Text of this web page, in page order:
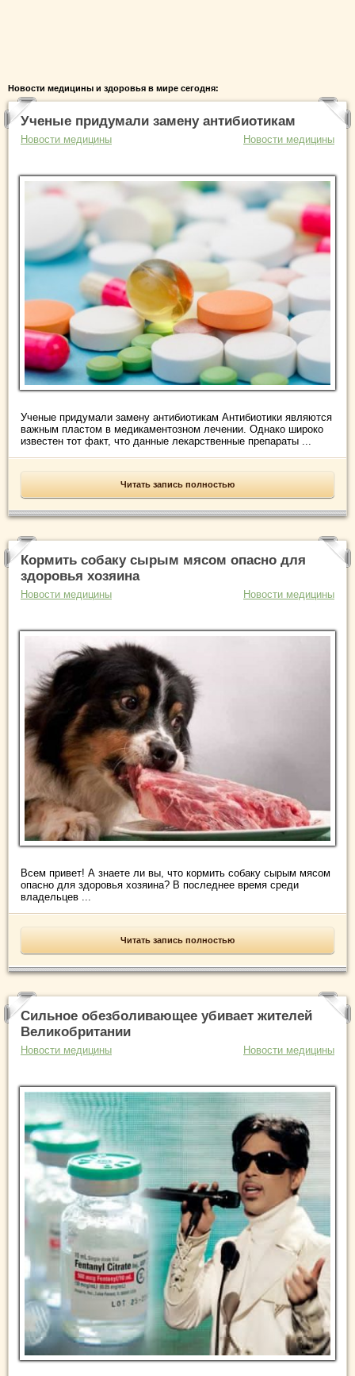
Новости медицины и здоровья в мире сегодня:
Ученые придумали замену антибиотикам
Новости медицины Новости медицины
Ученые придумали замену антибиотикам Антибиотики являются
важным пластом в медикаментозном лечении. Однако широко
известен тот факт, что данные лекарственные препараты ...
Читать запись полностью
Кормить собаку сырым мясом опасно для
здоровья хозяина
Новости медицины Новости медицины
Всем привет! А знаете ли вы, что кормить собаку сырым мясом
опасно для здоровья хозяина? В последнее время среди
владельцев ...
Читать запись полностью
Сильное обезболивающее убивает жителей
Великобритании
Новости медицины Новости медицины